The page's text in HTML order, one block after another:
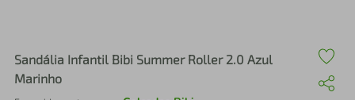
Sandália Infantil Bibi Summer Roller 2.0 Azul
Marinho